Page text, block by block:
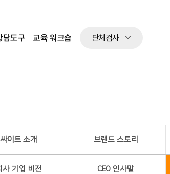
담도구 교육 워크숍 단체검사
이트 소개 브랜드 스토리
사 기업 비전 CEO 인사말